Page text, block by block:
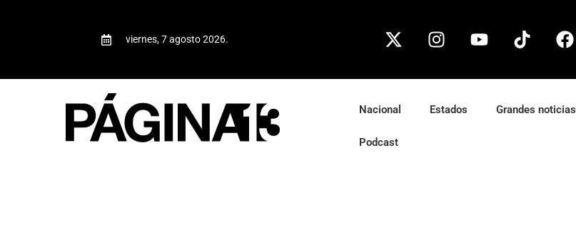
viernes, 7 agosto 2026.
Nacional Estados Grandes noticias
Podcast